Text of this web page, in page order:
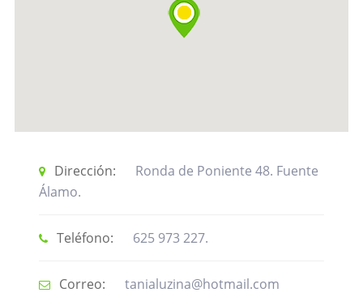
Dirección:
Ronda de Poniente 48. Fuente
Álamo.
Teléfono: 625 973 227.
Correo: tanialuzina@hotmail.com